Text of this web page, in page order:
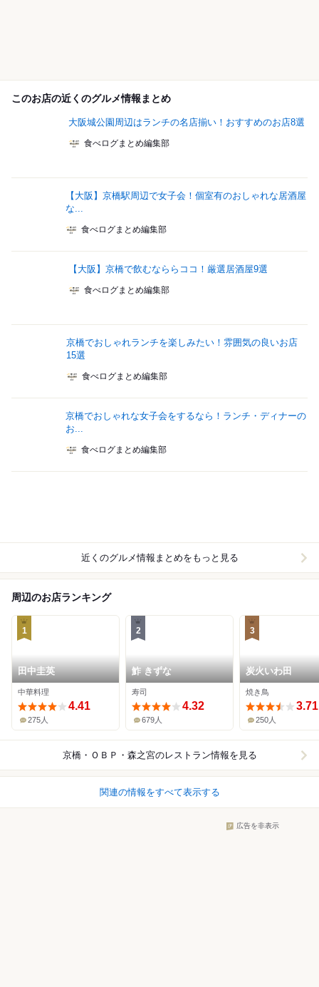
このお店の近くのグルメ情報まとめ
大阪城公園周辺はランチの名店揃い！おすすめのお店8選
食べログまとめ編集部
【大阪】京橋駅周辺で女子会！個室有のおしゃれな居酒屋
な...
食べログまとめ編集部
【大阪】京橋で飲むなららココ！厳選居酒屋9選
食べログまとめ編集部
京橋でおしゃれランチを楽しみたい！雰囲気の良いお店
15選
食べログまとめ編集部
京橋でおしゃれな女子会をするなら！ランチ・ディナーの
お...
食べログまとめ編集部
近くのグルメ情報まとめをもっと見る
周辺のお店ランキング
1
田中圭英
中華料理
4.41
275人
2
鮓 きずな
寿司
4.32
679人
3
炭火いわ田
焼き鳥
3.71
250人
京橋・ＯＢＰ・森之宮のレストラン情報を見る
関連の情報をすべて表示する
広告を非表示